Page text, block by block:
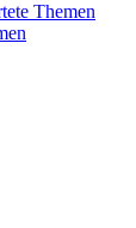
Themen